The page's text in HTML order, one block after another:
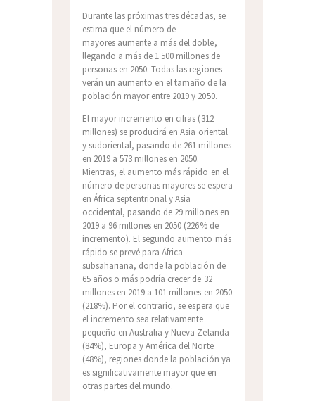
Durante las próximas tres décadas, se
estima que el número de
mayores aumente a más del doble,
llegando a más de 1 500 millones de
personas en 2050. Todas las regiones
verán un aumento en el tamaño de la
población mayor entre 2019 y 2050.
El mayor incremento en cifras (312
millones) se producirá en Asia oriental
y sudoriental, pasando de 261 millones
en 2019 a 573 millones en 2050.
Mientras, el aumento más rápido en el
número de personas mayores se espera
en África septentrional y Asia
occidental, pasando de 29 millones en
2019 a 96 millones en 2050 (226% de
incremento). El segundo aumento más
rápido se prevé para África
subsahariana, donde la población de
65 años o más podría crecer de 32
millones en 2019 a 101 millones en 2050
(218%). Por el contrario, se espera que
el incremento sea relativamente
pequeño en Australia y Nueva Zelanda
(84%), Europa y América del Norte
(48%), regiones donde la población ya
es significativamente mayor que en
otras partes del mundo.